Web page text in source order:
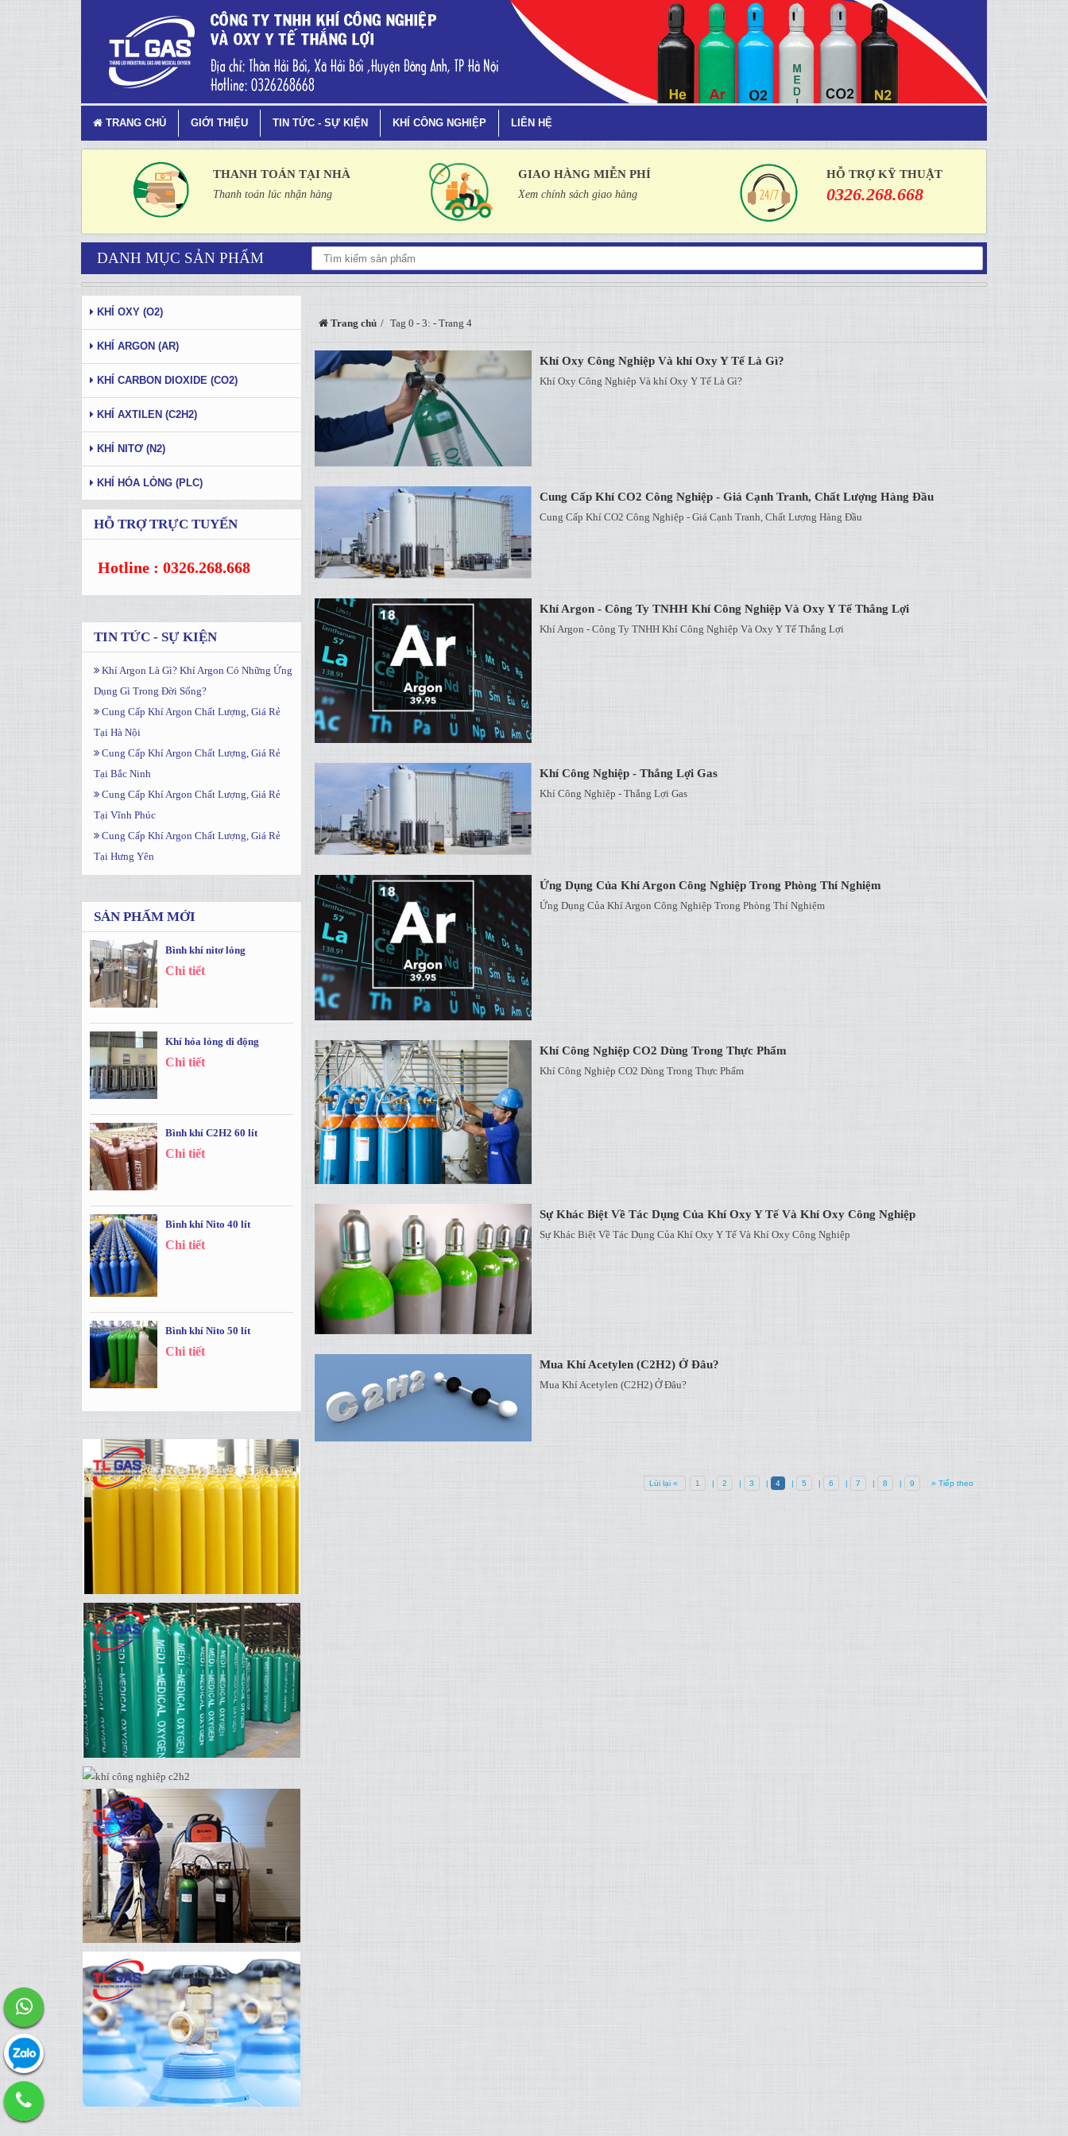
Tag 0 - 3: - Trang 4
TRANG CHỦ GIỚI THIỆU TIN TỨC - SỰ KIỆN KHÍ CÔNG NGHIỆP LIÊN HỆ
THANH TOÁN TẠI NHÀ
Thanh toán lúc nhận hàng
GIAO HÀNG MIỄN PHÍ
Xem chính sách giao hàng
HỖ TRỢ KỸ THUẬT
0326.268.668
DANH MỤC SẢN PHẨM
Trang chủ Tag 0 - 3: - Trang 4
Khí Oxy Công Nghiệp Và khí Oxy Y Tế Là Gì?
Khí Oxy Công Nghiệp Và khí Oxy Y Tế Là Gì?
Cung Cấp Khí CO2 Công Nghiệp - Giá Cạnh Tranh, Chất Lượng Hàng Đầu
Cung Cấp Khí CO2 Công Nghiệp - Giá Cạnh Tranh, Chất Lượng Hàng Đầu
Khí Argon - Công Ty TNHH Khí Công Nghiệp Và Oxy Y Tế Thắng Lợi
Khí Argon - Công Ty TNHH Khí Công Nghiệp Và Oxy Y Tế Thắng Lợi
Khí Công Nghiệp - Thắng Lợi Gas
Khí Công Nghiệp - Thắng Lợi Gas
Ứng Dụng Của Khí Argon Công Nghiệp Trong Phòng Thí Nghiệm
Ứng Dụng Của Khí Argon Công Nghiệp Trong Phòng Thí Nghiệm
Khí Công Nghiệp CO2 Dùng Trong Thực Phẩm
Khí Công Nghiệp CO2 Dùng Trong Thực Phẩm
Sự Khác Biệt Về Tác Dụng Của Khí Oxy Y Tế Và Khí Oxy Công Nghiệp
Sự Khác Biệt Về Tác Dụng Của Khí Oxy Y Tế Và Khí Oxy Công Nghiệp
Mua Khí Acetylen (C2H2) Ở Đâu?
Mua Khí Acetylen (C2H2) Ở Đâu?
Lùi lại « 1 | 2 | 3 | 4 | 5 | 6 | 7 | 8 | 9 » Tiếp theo
KHÍ OXY (O2)
KHÍ ARGON (AR)
KHÍ CARBON DIOXIDE (CO2)
KHÍ AXTILEN (C2H2)
KHÍ NITƠ (N2)
KHÍ HÓA LỎNG (PLC)
HỖ TRỢ TRỰC TUYẾN
Hotline : 0326.268.668
TIN TỨC - SỰ KIỆN
Khí Argon Là Gì? Khí Argon Có Những Ứng
Dụng Gì Trong Đời Sống?
Cung Cấp Khí Argon Chất Lượng, Giá Rẻ
Tại Hà Nội
Cung Cấp Khí Argon Chất Lượng, Giá Rẻ
Tại Bắc Ninh
Cung Cấp Khí Argon Chất Lượng, Giá Rẻ
Tại Vĩnh Phúc
Cung Cấp Khí Argon Chất Lượng, Giá Rẻ
Tại Hưng Yên
SẢN PHẨM MỚI
Bình khí nitơ lỏng
Chi tiết
Khí hóa lỏng di động
Chi tiết
Bình khí C2H2 60 lít
Chi tiết
Bình khí Nito 40 lít
Chi tiết
Bình khí Nito 50 lít
Chi tiết